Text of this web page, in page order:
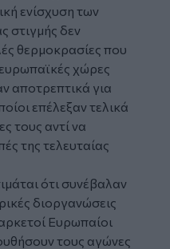
ενίσχυση των
στιγμής δεν
θερμοκρασίες που
χώρες
αποτρεπτικά για
επέλεξαν τελικά
τους αντί να
της τελευταίας
ότι συνέβαλαν
διοργανώσεις
Ευρωπαίοι
τους αγώνες